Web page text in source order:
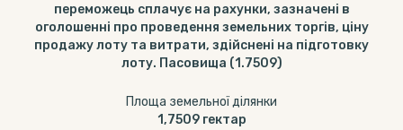
переможець сплачує на рахунки, зазначені в
оголошенні про проведення земельних торгів, ціну
продажу лоту та витрати, здійснені на підготовку
лоту. Пасовища (1.7509)
Площа земельної ділянки
1,7509 гектар